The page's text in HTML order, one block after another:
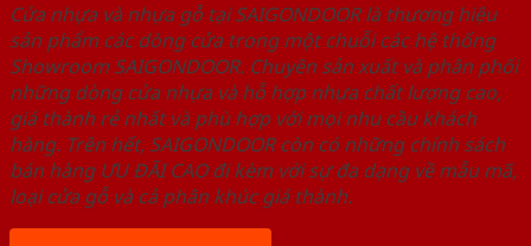
Cửa nhựa và nhựa gỗ tại SAIGONDOOR là thương hiệu
sản phẩm các dòng cửa trong một chuỗi các hệ thống
Showroom SAIGONDOOR. Chuyên sản xuất và phân phối
những dòng cửa nhựa và hỗ hợp nhựa chất lượng cao,
giá thành rẻ nhất và phù hợp với mọi nhu cầu khách
hàng. Trên hết, SAIGONDOOR còn có những chính sách
bán hàng ƯU ĐÃI CAO đi kèm với sự đa dạng về mẫu mã,
loại cửa gỗ và cả phân khúc giá thành.